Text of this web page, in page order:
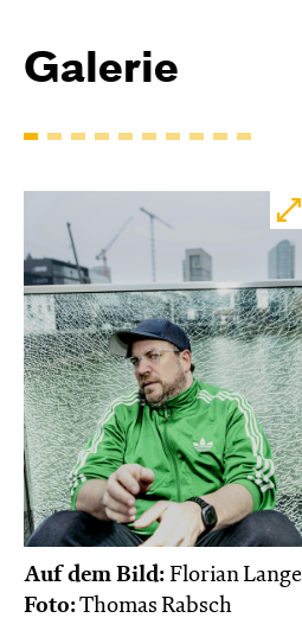
Galerie
Auf dem Bild: Florian Lange
Foto:Thomas Rabsch